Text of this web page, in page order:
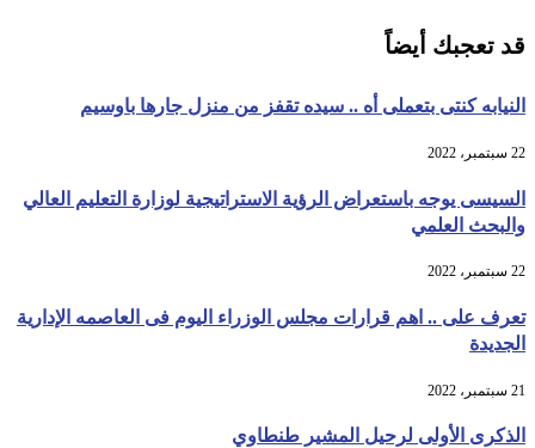
قد تعجبك أيضاً
النيابه كنتى بتعملى أه .. سيده تقفز من منزل جارها باوسيم
22 سبتمبر، 2022
السيسى يوجه باستعراض الرؤية الاستراتيجية لوزارة التعليم العالي
والبحث العلمي
22 سبتمبر، 2022
تعرف على .. اهم قرارات مجلس الوزراء اليوم فى العاصمه الإدارية
الجديدة
21 سبتمبر، 2022
الذكرى الأولى لرحيل المشير طنطاوي